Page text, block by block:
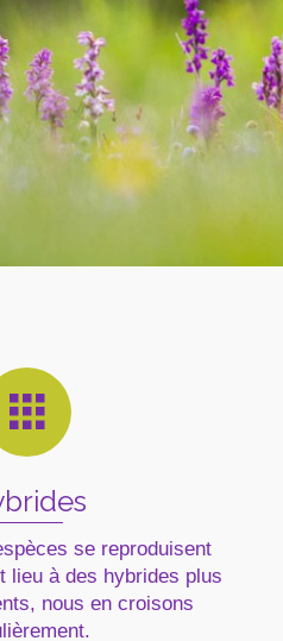
se reproduisent
lieu à des hybrides plus
nous en croisons